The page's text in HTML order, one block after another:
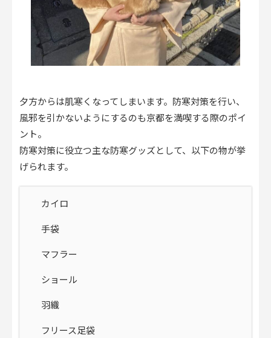
夕方からは肌寒くなってしまいます。防寒対策を行い、
風邪を引かないようにするのも京都を満喫する際のポイ
ント。
防寒対策に役立つ主な防寒グッズとして、以下の物が挙
げられます。
カイロ
手袋
マフラー
ショール
羽織
フリース足袋